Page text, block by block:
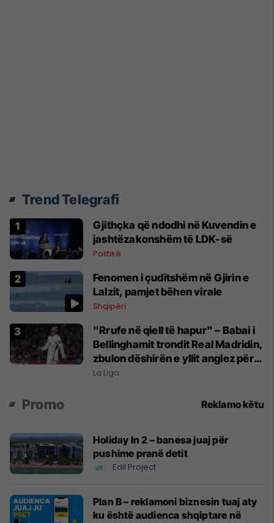
Trend Telegrafi
Gjithçka që ndodhi në Kuvendin e
jashtëzakonshëm të LDK-së
Politikë
Fenomen i çuditshëm në Gjirin e
Lalzit, pamjet bëhen virale
Shqipëri
"Rrufe në qiell të hapur" – Babai i
Bellinghamit trondit Real Madridin,
zbulon dëshirën e yllit anglez për
largim
La Liga
Promo Reklamo këtu
Holiday In 2 – banesa juaj për
pushime pranë detit
Edil Project
Plan B – reklamoni biznesin tuaj aty
ku është audienca shqiptare në